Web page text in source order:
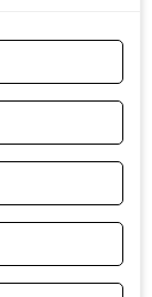
G5 MF5
Aspire 7 A715
(Core
| 512GB SSD,